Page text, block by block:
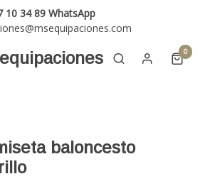
10 34 89 WhatsApp
0
baloncesto